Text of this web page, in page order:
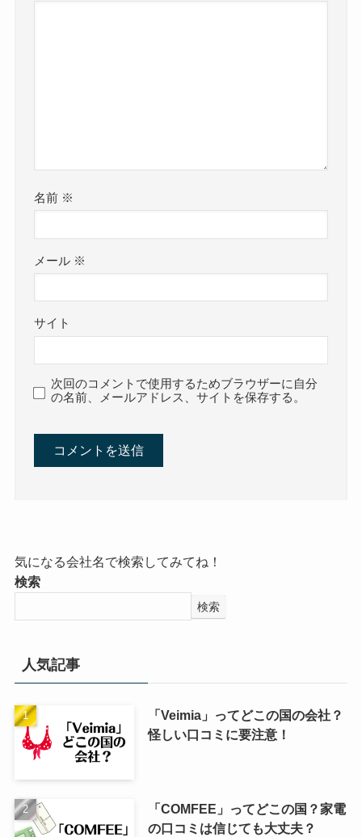
名前 ※
メール ※
サイト
次回のコメントで使用するためブラウザーに自分
の名前、メールアドレス、サイトを保存する。
気になる会社名で検索してみてね！
検索
検索
人気記事
「Veimia」ってどこの国の会社？
怪しい口コミに要注意！
「COMFEE」ってどこの国？家電
の口コミは信じても大丈夫？